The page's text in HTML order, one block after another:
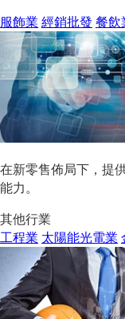
服飾業 經銷批發 餐飲
在新零售佈局下，提
能力。
其他行業
工程業 太陽能光電業